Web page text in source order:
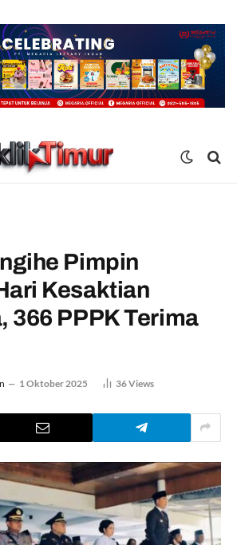
Pimpin
Kesaktian
366 PPPK Terima
1 Oktober 2025 36Views